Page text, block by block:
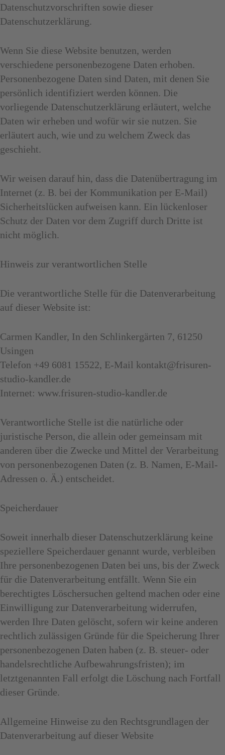
Datenschutzvorschriften sowie dieser
Datenschutzerklärung.
Wenn Sie diese Website benutzen, werden
verschiedene personenbezogene Daten erhoben.
Personenbezogene Daten sind Daten, mit denen Sie
persönlich identifiziert werden können. Die
vorliegende Datenschutzerklärung erläutert, welche
Daten wir erheben und wofür wir sie nutzen. Sie
erläutert auch, wie und zu welchem Zweck das
geschieht.
Wir weisen darauf hin, dass die Datenübertragung im
Internet (z. B. bei der Kommunikation per E-Mail)
Sicherheitslücken aufweisen kann. Ein lückenloser
Schutz der Daten vor dem Zugriff durch Dritte ist
nicht möglich.
Hinweis zur verantwortlichen Stelle
Die verantwortliche Stelle für die Datenverarbeitung
auf dieser Website ist:
Carmen Kandler, In den Schlinkergärten 7, 61250
Usingen
Telefon +49 6081 15522, E-Mail kontakt@frisuren-
studio-kandler.de
Internet: www.frisuren-studio-kandler.de
Verantwortliche Stelle ist die natürliche oder
juristische Person, die allein oder gemeinsam mit
anderen über die Zwecke und Mittel der Verarbeitung
von personenbezogenen Daten (z. B. Namen, E-Mail-
Adressen o. Ä.) entscheidet.
Speicherdauer
Soweit innerhalb dieser Datenschutzerklärung keine
speziellere Speicherdauer genannt wurde, verbleiben
Ihre personenbezogenen Daten bei uns, bis der Zweck
für die Datenverarbeitung entfällt. Wenn Sie ein
berechtigtes Löschersuchen geltend machen oder eine
Einwilligung zur Datenverarbeitung widerrufen,
werden Ihre Daten gelöscht, sofern wir keine anderen
rechtlich zulässigen Gründe für die Speicherung Ihrer
personenbezogenen Daten haben (z. B. steuer- oder
handelsrechtliche Aufbewahrungsfristen); im
letztgenannten Fall erfolgt die Löschung nach Fortfall
dieser Gründe.
Allgemeine Hinweise zu den Rechtsgrundlagen der
Datenverarbeitung auf dieser Website